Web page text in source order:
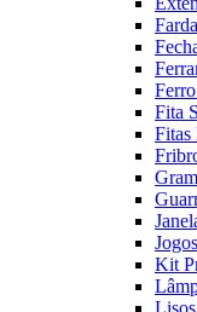
Fita
Fitas
Kit
Lisos